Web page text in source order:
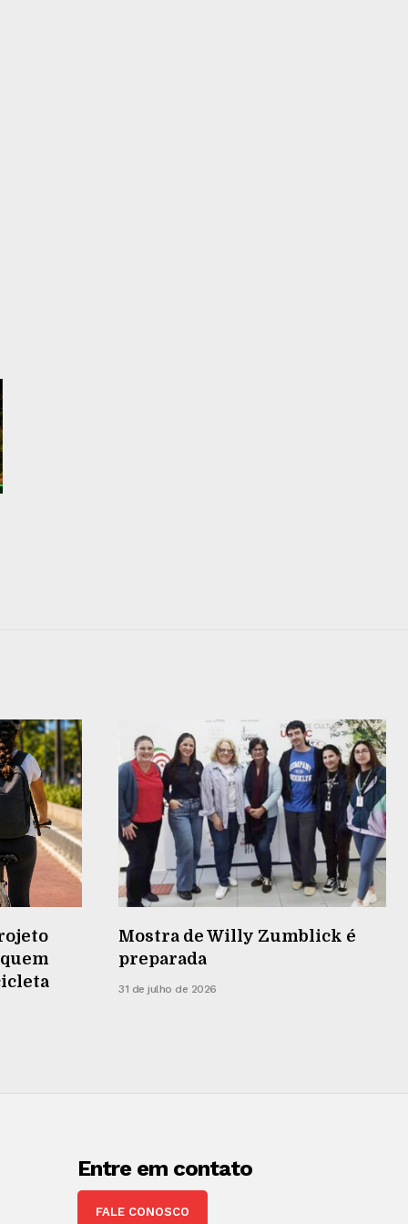
Mostra de Willy Zumblick é
preparada
31 de julho de 2026
Entre em contato
FALE CONOSCO